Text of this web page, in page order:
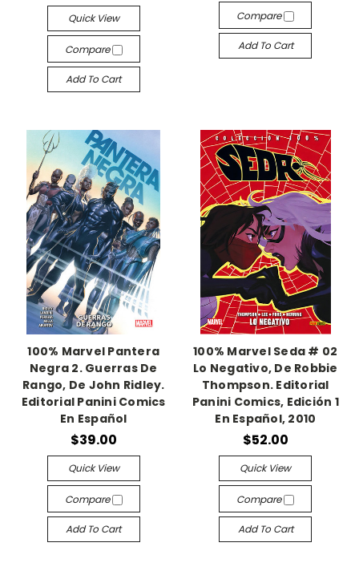
Quick View
Compare
Add To Cart
Compare
Add To Cart
100% Marvel Pantera
Negra 2. Guerras De
Rango, De John Ridley.
Editorial Panini Comics
En Español
$39.00
Quick View
Compare
Add To Cart
100% Marvel Seda # 02
Lo Negativo, De Robbie
Thompson. Editorial
Panini Comics, Edición 1
En Español, 2010
$52.00
Quick View
Compare
Add To Cart